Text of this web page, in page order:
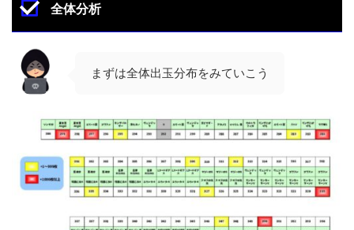
全体分析
まずは全体出玉分布をみていこう